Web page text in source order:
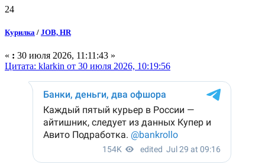
24
Курилка / JOB, HR
« : 30 июля 2026, 11:11:43 »
Цитата: klarkin от 30 июля 2026, 10:19:56